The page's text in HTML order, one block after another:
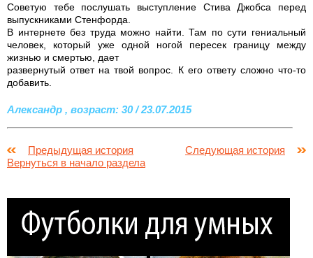
Советую тебе послушать выступление Стива Джобса перед
выпускниками Стенфорда.
В интернете без труда можно найти. Там по сути гениальный
человек, который уже одной ногой пересек границу между
жизнью и смертью, дает
развернутый ответ на твой вопрос. К его ответу сложно что-то
добавить.
Александр , возраст: 30 / 23.07.2015
Предыдущая история
Следующая история
Вернуться в начало раздела